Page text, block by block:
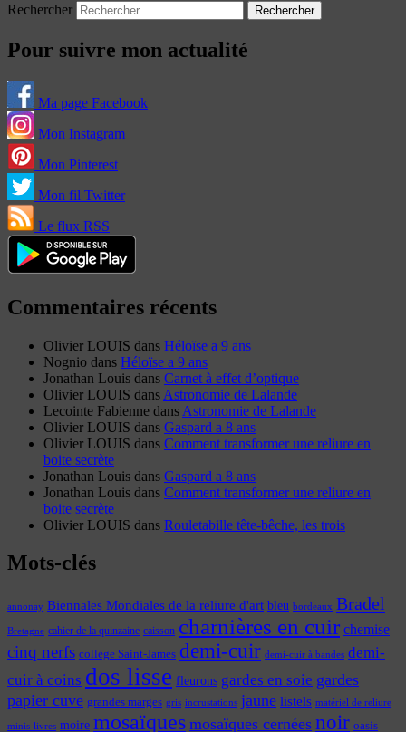
Rechercher
Pour suivre mon actualité
Ma page Facebook
Mon Instagram
Mon Pinterest
Mon fil Twitter
Le flux RSS
Commentaires récents
Olivier LOUIS dans Héloïse a 9 ans
Nognio dans Héloïse a 9 ans
Jonathan Louis dans Carnet à effet d’optique
Olivier LOUIS dans Astronomie de Lalande
Lecointe Fabienne dans Astronomie de Lalande
Olivier LOUIS dans Gaspard a 8 ans
Olivier LOUIS dans Comment transformer une reliure en
boite secrète
Jonathan Louis dans Gaspard a 8 ans
Jonathan Louis dans Comment transformer une reliure en
boite secrète
Olivier LOUIS dans Rouletabille tête-bêche, les trois
Mots-clés
annonay Biennales Mondiales de la reliure d'art bleu bordeaux Bradel
Bretagne cahier de la quinzaine caisson charnières en cuir chemise
cinq nerfs collège Saint-James demi-cuir demi-cuir à bandes demi-
cuir à coins dos lisse fleurons gardes en soie gardes
papier cuve grandes marges gris incrustations jaune listels matériel de reliure
minis-livres moire mosaïques mosaïques cernées noir oasis